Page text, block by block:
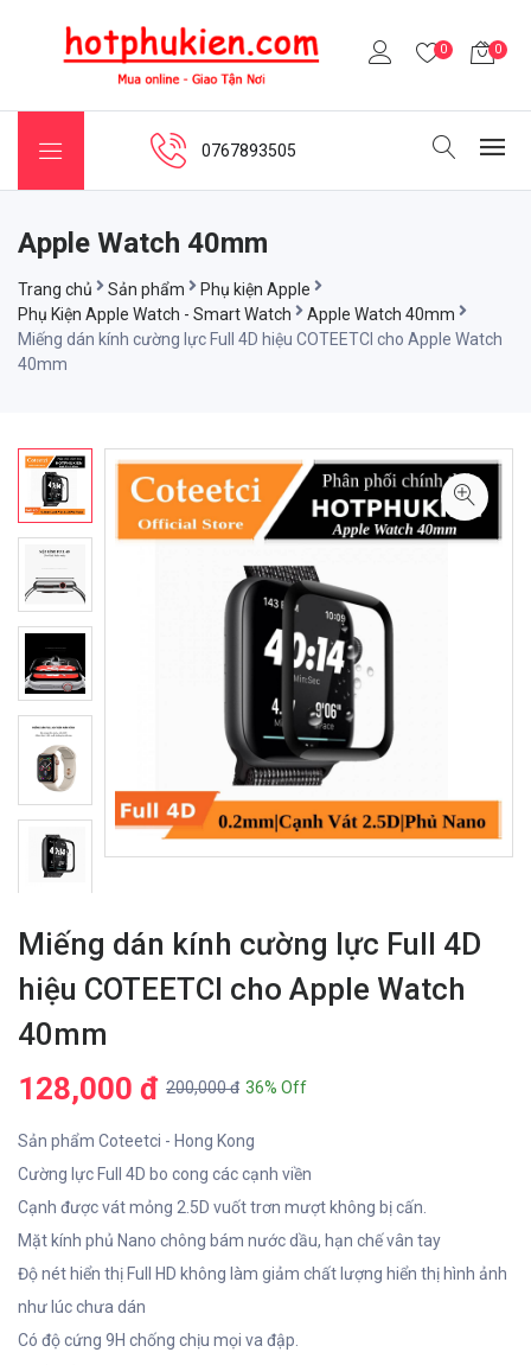
0 0
0767893505
Apple Watch 40mm
Trang chủ Sản phẩm
Phụ kiện Apple
Phụ Kiện Apple Watch - Smart Watch
Apple Watch 40mm
Miếng dán kính cường lực Full 4D hiệu COTEETCI cho Apple Watch
40mm
Miếng dán kính cường lực Full 4D
hiệu COTEETCI cho Apple Watch
40mm
128,000 đ 200,000 đ 36% Off
Sản phẩm Coteetci - Hong Kong
Cường lực Full 4D bo cong các cạnh viền
Cạnh được vát mỏng 2.5D vuốt trơn mượt không bị cấn.
Mặt kính phủ Nano chông bám nước dầu, hạn chế vân tay
Độ nét hiển thị Full HD không làm giảm chất lượng hiển thị hình ảnh
như lúc chưa dán
Có độ cứng 9H chống chịu mọi va đập.